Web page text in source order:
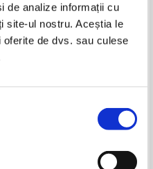
de analize informații cu
site-ul nostru. Aceștia le
de dvs. sau culese
Silvia D. F. - Instincte primare,
volumul 1. Pasiuni periculoase